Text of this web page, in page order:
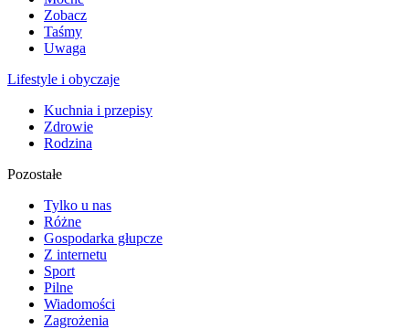
Zobacz
Taśmy
Uwaga
Lifestyle i obyczaje
Kuchnia i przepisy
Zdrowie
Rodzina
Pozostałe
Tylko u nas
Różne
Gospodarka głupcze
Z internetu
Sport
Pilne
Wiadomości
Zagrożenia